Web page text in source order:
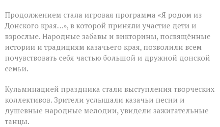
Продолжением стала игровая программа «Я родом из
Донского края…», в которой приняли участие дети и
взрослые. Народные забавы и викторины, посвящённые
истории и традициям казачьего края, позволили всем
почувствовать себя частью большой и дружной донской
семьи.
Кульминацией праздника стали выступления творческих
коллективов. Зрители услышали казачьи песни и
душевные народные мелодии, увидели зажигательные
танцы.